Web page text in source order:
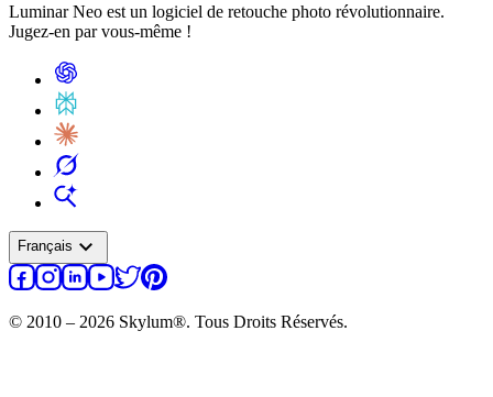
Luminar Neo est un logiciel de retouche photo révolutionnaire.
Jugez-en par vous-même !
Français expand_more
© 2010 – 2026 Skylum®. Tous Droits Réservés.